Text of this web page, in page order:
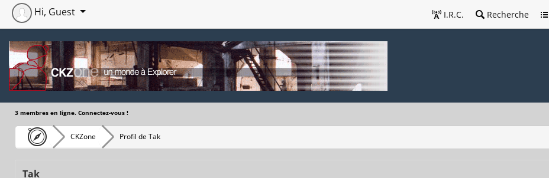
I.R.C. Recherche
Hi, Guest
3 membres en ligne. Connectez-vous !
CKZone Profil de Tak
Tak